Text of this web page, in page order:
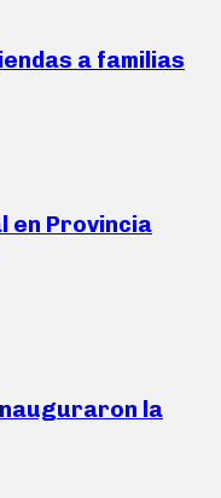
a familias
en Provincia
la